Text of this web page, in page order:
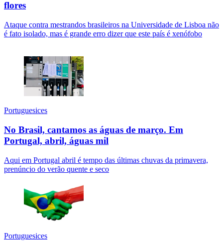
flores
Ataque contra mestrandos brasileiros na Universidade de Lisboa não
é fato isolado, mas é grande erro dizer que este país é xenófobo
Portuguesices
No Brasil, cantamos as águas de março. Em
Portugal, abril, águas mil
Aqui em Portugal abril é tempo das últimas chuvas da primavera,
prenúncio do verão quente e seco
Portuguesices